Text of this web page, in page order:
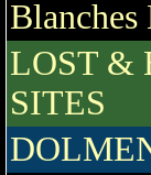
Blanches
LOST &
SITES